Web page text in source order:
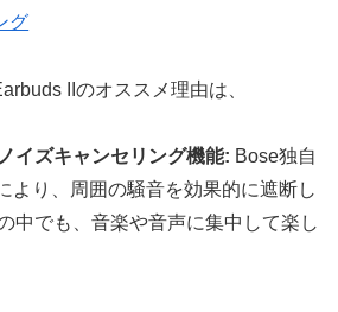
グ
IIのオススメ理由は、
イズキャンセリング機能: Bose独自
より、周囲の騒音を効果的に遮断し
中でも、音楽や音声に集中して楽し